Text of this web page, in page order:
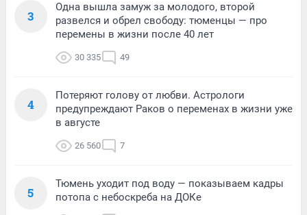
3
Одна вышла замуж за молодого, второй
развелся и обрел свободу: тюменцы — про
перемены в жизни после 40 лет
30 335 49
4
Потеряют голову от любви. Астрологи
предупреждают Раков о переменах в жизни уже
в августе
26 560 7
5
Тюмень уходит под воду — показываем кадры
потопа с небоскреба на ДОКе